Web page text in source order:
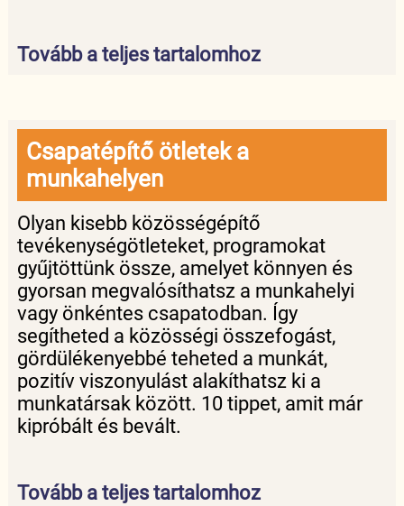
Tovább a teljes tartalomhoz
Csapatépítő ötletek a
munkahelyen
Olyan kisebb közösségépítő
tevékenységötleteket, programokat
gyűjtöttünk össze, amelyet könnyen és
gyorsan megvalósíthatsz a munkahelyi
vagy önkéntes csapatodban. Így
segítheted a közösségi összefogást,
gördülékenyebbé teheted a munkát,
pozitív viszonyulást alakíthatsz ki a
munkatársak között. 10 tippet, amit már
kipróbált és bevált.
Tovább a teljes tartalomhoz